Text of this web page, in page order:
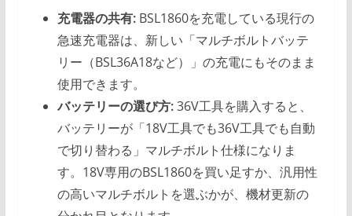
充電器の共有:BSL1860を充電している現行の
急速充電器は、新しい「マルチボルトバッテ
リー（BSL36A18など）」の充電にもそのまま
使用できます。
バッテリーの選び方:36V工具を購入すると、
バッテリーが「18V工具でも36V工具でも自動
で切り替わる」マルチボルト仕様になりま
す。18V専用のBSL1860を買い足すか、汎用性
の高いマルチボルトを選ぶかが、機材更新の